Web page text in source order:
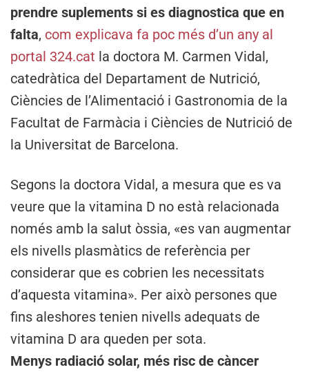
prendre suplements si es diagnostica que en
falta, com explicava fa poc més d’un any al
portal 324.cat la doctora M. Carmen Vidal,
catedràtica del Departament de Nutrició,
Ciències de l’Alimentació i Gastronomia de la
Facultat de Farmàcia i Ciències de Nutrició de
la Universitat de Barcelona.
Segons la doctora Vidal, a mesura que es va
veure que la vitamina D no està relacionada
només amb la salut òssia, «es van augmentar
els nivells plasmàtics de referència per
considerar que es cobrien les necessitats
d’aquesta vitamina». Per això persones que
fins aleshores tenien nivells adequats de
vitamina D ara queden per sota.
Menys radiació solar, més risc de càncer